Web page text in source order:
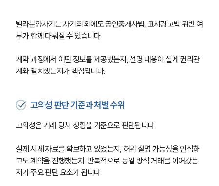
빌라분양사기는 사기죄 외에도 공인중개사법, 표시광고법 위반 여
부가 함께 다뤄질 수 있습니다.
계약 과정에서 어떤 정보를 제공했는지, 설명 내용이 실제 권리관
계와 일치했는지가 핵심입니다.
고의성 판단 기준과 처벌 수위
고의성은 거래 당시 상황을 기준으로 판단됩니다.
실제 시세 자료를 확보하고 있었는지, 허위 설명 가능성을 인식하
고도 계약을 진행했는지, 반복적으로 동일 방식 거래를 이어갔는
지가 주요 판단 요소가 됩니다.